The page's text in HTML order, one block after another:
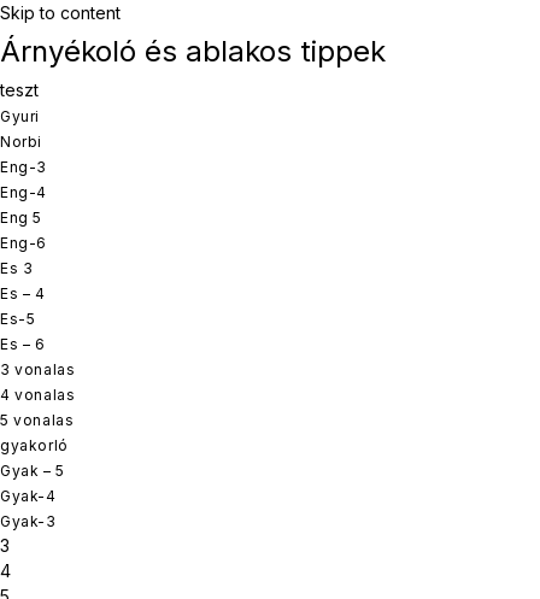
Skip to content
Árnyékoló és ablakos tippek
teszt
Gyuri
Norbi
Eng-3
Eng-4
Eng 5
Eng-6
Es 3
Es – 4
Es-5
Es – 6
3 vonalas
4 vonalas
5 vonalas
gyakorló
Gyak – 5
Gyak-4
Gyak-3
3
4